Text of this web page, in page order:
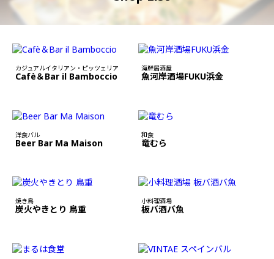
カジュアルイタリアン・ピッツェリア
Cafè＆Bar il Bamboccio
海鮮居酒屋
魚河岸酒場FUKU浜金
洋食バル
Beer Bar Ma Maison
和食
竜むら
焼き鳥
炭火やきとり 鳥重
小料理酒場
板バ酒バ魚